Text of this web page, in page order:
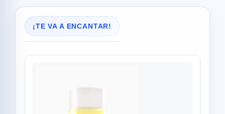
¡TE VA A ENCANTAR!